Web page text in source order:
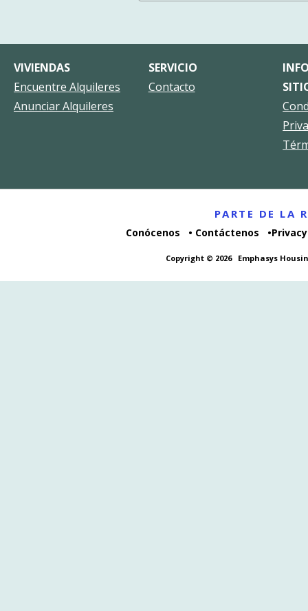
VIVIENDAS
Encuentre Alquileres
Anunciar Alquileres
SERVICIO
Contacto
PARTE DE LA
Conócenos Contáctenos
Copyright © 2026 Emphasys